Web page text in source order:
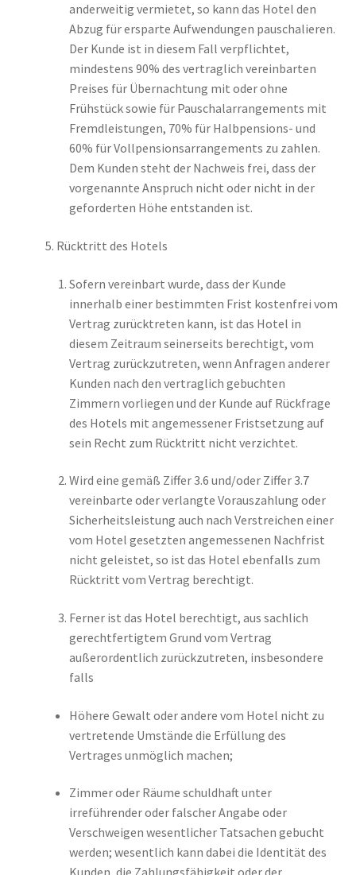
anderweitig vermietet, so kann das Hotel den
Abzug für ersparte Aufwendungen pauschalieren.
Der Kunde ist in diesem Fall verpflichtet,
mindestens 90% des vertraglich vereinbarten
Preises für Übernachtung mit oder ohne
Frühstück sowie für Pauschalarrangements mit
Fremdleistungen, 70% für Halbpensions- und
60% für Vollpensionsarrangements zu zahlen.
Dem Kunden steht der Nachweis frei, dass der
vorgenannte Anspruch nicht oder nicht in der
geforderten Höhe entstanden ist.
Rücktritt des Hotels
Sofern vereinbart wurde, dass der Kunde
innerhalb einer bestimmten Frist kostenfrei vom
Vertrag zurücktreten kann, ist das Hotel in
diesem Zeitraum seinerseits berechtigt, vom
Vertrag zurückzutreten, wenn Anfragen anderer
Kunden nach den vertraglich gebuchten
Zimmern vorliegen und der Kunde auf Rückfrage
des Hotels mit angemessener Fristsetzung auf
sein Recht zum Rücktritt nicht verzichtet.
Wird eine gemäß Ziffer 3.6 und/oder Ziffer 3.7
vereinbarte oder verlangte Vorauszahlung oder
Sicherheitsleistung auch nach Verstreichen einer
vom Hotel gesetzten angemessenen Nachfrist
nicht geleistet, so ist das Hotel ebenfalls zum
Rücktritt vom Vertrag berechtigt.
Ferner ist das Hotel berechtigt, aus sachlich
gerechtfertigtem Grund vom Vertrag
außerordentlich zurückzutreten, insbesondere
falls
Höhere Gewalt oder andere vom Hotel nicht zu
vertretende Umstände die Erfüllung des
Vertrages unmöglich machen;
Zimmer oder Räume schuldhaft unter
irreführender oder falscher Angabe oder
Verschweigen wesentlicher Tatsachen gebucht
werden; wesentlich kann dabei die Identität des